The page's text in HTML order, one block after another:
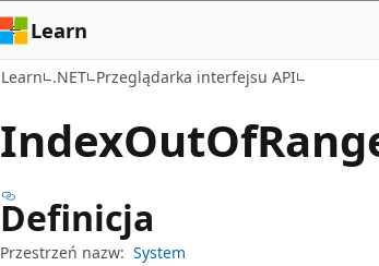
Learn
Learn .NET Przeglądarka interfejsu API
IndexOut
Definicja
Przestrzeń nazw: System